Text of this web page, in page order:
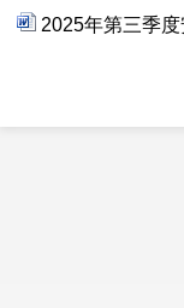
2025年第三季